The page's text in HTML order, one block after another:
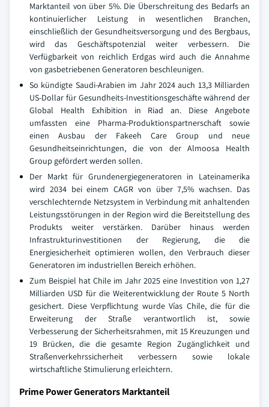
Marktanteil von über 5%. Die Überschreitung des Bedarfs an
kontinuierlicher Leistung in wesentlichen Branchen,
einschließlich der Gesundheitsversorgung und des Bergbaus,
wird das Geschäftspotenzial weiter verbessern. Die
Verfügbarkeit von reichlich Erdgas wird auch die Annahme
von gasbetriebenen Generatoren beschleunigen.
So kündigte Saudi-Arabien im Jahr 2024 auch 13,3 Milliarden
US-Dollar für Gesundheits-Investitionsgeschäfte während der
Global Health Exhibition in Riad an. Diese Angebote
umfassten eine Pharma-Produktionspartnerschaft sowie
einen Ausbau der Fakeeh Care Group und neue
Gesundheitseinrichtungen, die von der Almoosa Health
Group gefördert werden sollen.
Der Markt für Grundenergiegeneratoren in Lateinamerika
wird 2034 bei einem CAGR von über 7,5% wachsen. Das
verschlechternde Netzsystem in Verbindung mit anhaltenden
Leistungsstörungen in der Region wird die Bereitstellung des
Produkts weiter verstärken. Darüber hinaus werden
Infrastrukturinvestitionen der Regierung, die die
Energiesicherheit optimieren wollen, den Verbrauch dieser
Generatoren im industriellen Bereich erhöhen.
Zum Beispiel hat Chile im Jahr 2025 eine Investition von 1,27
Milliarden USD für die Weiterentwicklung der Route 5 North
gesichert. Diese Verpflichtung wurde Vías Chile, die für die
Erweiterung der Straße verantwortlich ist, sowie
Verbesserung der Sicherheitsrahmen, mit 15 Kreuzungen und
19 Brücken, die die gesamte Region Zugänglichkeit und
Straßenverkehrssicherheit verbessern sowie lokale
wirtschaftliche Stimulierung erleichtern.
Prime Power Generators Marktanteil